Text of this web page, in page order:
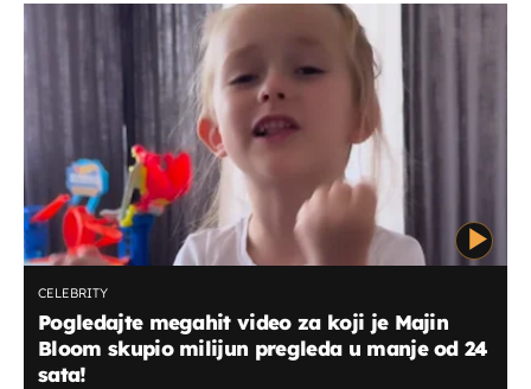
CELEBRITY
Pogledajte megahit video za koji je Majin
Bloom skupio milijun pregleda u manje od 24
sata!